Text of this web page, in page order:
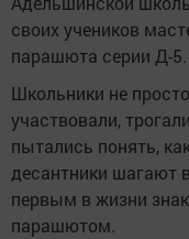
своих учеников
парашюта серии Д-5.
Школьники не
участвовали,
пытались понять,
десантники шагают
первым в жизни
парашютом.